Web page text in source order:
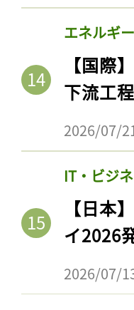
エネルギ
【国際
下流工
2026/07/
IT・ビジ
【日本
イ2026
2026/07/
記